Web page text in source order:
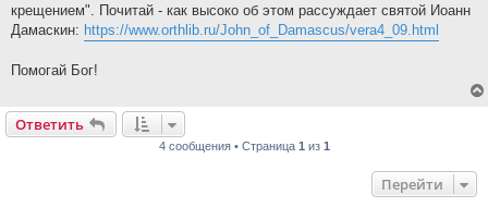
крещением". Почитай - как высоко об этом рассуждает святой Иоанн
Дамаскин: https://www.orthlib.ru/John_of_Damascus/vera4_09.html
Помогай Бог!
Ответить
4 сообщения • Страница 1 из 1
Перейти